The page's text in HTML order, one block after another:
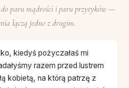
do paru mądrości i paru przytyków —
łączą jedno z drugim.
kiedyś pożyczałaś mi
razem przed lustrem
kobietą, na którą patrzę z